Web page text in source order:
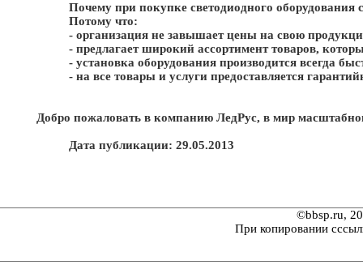
Почему при покупке светодиодного
Потому что:
- организация не завышает цены на свою
- предлагает широкий ассортимент товаров,
- установка оборудования производится всегда
- на все товары и услуги предоставляется
Добро пожаловать в компанию ЛедРус, в мир
Дата публикации: 29.05.2013
©bbsp.ru,
При копировании